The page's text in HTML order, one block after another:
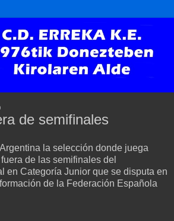
de semifinales
la selección donde juega
de las semifinales del
en Categoría Junior que se disputa en
de la Federación Española